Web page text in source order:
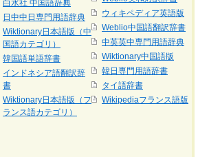
白水社 中国語辞典
日中中日専門用語辞典
Wiktionary日本語版（中
国語カテゴリ）
韓国語単語辞書
インドネシア語翻訳辞
書
Wiktionary日本語版（フ
ランス語カテゴリ）
ウィキペディア英語版
Weblio中国語翻訳辞書
中英英中専門用語辞典
Wiktionary中国語版
韓日専門用語辞書
タイ語辞書
Wikipediaフランス語版